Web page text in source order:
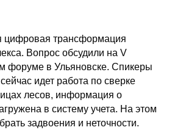
цифровая трансформация
Вопрос обсудили на V
форуме в Ульяновске. Спикеры
идет работа по сверке
лесов, информация о
в систему учета. На этом
задвоения и неточности.